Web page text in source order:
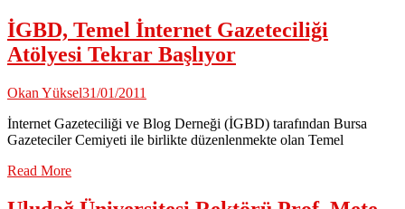
İGBD, Temel İnternet Gazeteciliği
Atölyesi Tekrar Başlıyor
Okan Yüksel31/01/2011
İnternet Gazeteciliği ve Blog Derneği (İGBD) tarafından Bursa
Gazeteciler Cemiyeti ile birlikte düzenlenmekte olan Temel
Read More